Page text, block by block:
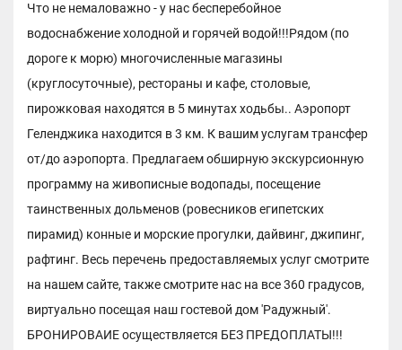
Что не немаловажно - у нас бесперебойное
водоснабжение холодной и горячей водой!!!Рядом (по
дороге к морю) многочисленные магазины
(круглосуточные), рестораны и кафе, столовые,
пирожковая находятся в 5 минутах ходьбы.. Аэропорт
Геленджика находится в 3 км. К вашим услугам трансфер
от/до аэропорта. Предлагаем обширную экскурсионную
программу на живописные водопады, посещение
таинственных дольменов (ровесников египетских
пирамид) конные и морские прогулки, дайвинг, джипинг,
рафтинг. Весь перечень предоставляемых услуг смотрите
на нашем сайте, также смотрите нас на все 360 градусов,
виртуально посещая наш гостевой дом 'Радужный'.
БРОНИРОВАИЕ осуществляется БЕЗ ПРЕДОПЛАТЫ!!!